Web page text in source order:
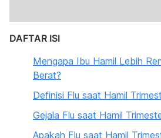
DAFTAR ISI
Mengapa Ibu Hamil Lebih
Berat?
Definisi Flu saat Hamil
Gejala Flu saat Hamil
Apakah Flu saat Hamil